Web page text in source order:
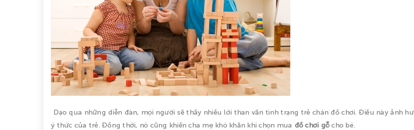
Dạo qua những diễn đàn, mọi người sẽ thấy nhiều lời than vãn tình trạng trẻ chán đồ chơi. Điều này ảnh
ý thức của trẻ. Đồng thời, nó cũng khiến cha mẹ khó khăn khi chọn mua đồ chơi gỗcho bé.